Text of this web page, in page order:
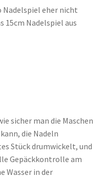
Nadelspiel eher nicht
15cm Nadelspiel aus
sicher man die Maschen
die Nadeln
Stück drumwickelt, und
Gepäckkontrolle am
Wasser in der